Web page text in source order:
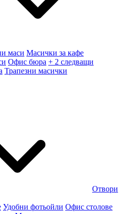
маси Масички за кафе
Офис бюра + 2 следващи
Трапезни масички
Отвори
Удобни фотьойли Офис столове